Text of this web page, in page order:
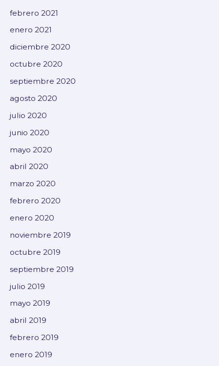
febrero 2021
enero 2021
diciembre 2020
octubre 2020
septiembre 2020
agosto 2020
julio 2020
junio 2020
mayo 2020
abril 2020
marzo 2020
febrero 2020
enero 2020
noviembre 2019
octubre 2019
septiembre 2019
julio 2019
mayo 2019
abril 2019
febrero 2019
enero 2019